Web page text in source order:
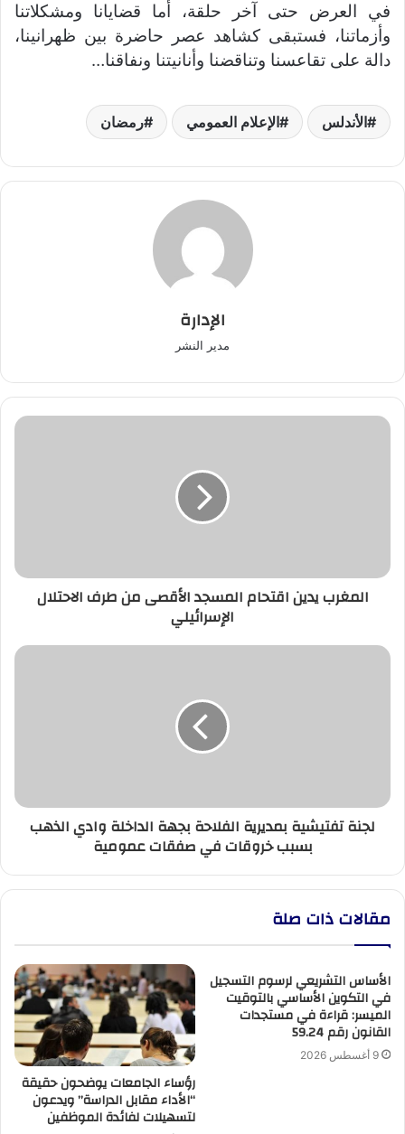
في العرض حتى آخر حلقة، أما قضايانا ومشكلاتنا
وأزماتنا، فستبقى كشاهد عصر حاضرة بين ظهرانينا،
دالة على تقاعسنا وتناقضنا وأنانيتنا ونفاقنا…
الأندلس الإعلام العمومي رمضان
الإدارة
مدير النشر
المغرب
الإسرائيلي
المغرب يدين اقتحام المسجد الأقصى من طرف الاحتلال
الإسرائيلي
لجنة
بسبب
خروقات
لجنة تفتيشية بمديرية الفلاحة بجهة الداخلة وادي الذهب
بسبب خروقات في صفقات عمومية
مقالات ذات صلة
الأساس التشريعي لرسوم التسجيل
في التكوين الأساسي بالتوقيت
الميسر: قراءة في مستجدات
القانون رقم 59.24
9 أغسطس 2026
رؤساء الجامعات يوضحون حقيقة
“الأداء مقابل الدراسة” ويدعون
لتسهيلات لفائدة الموظفين